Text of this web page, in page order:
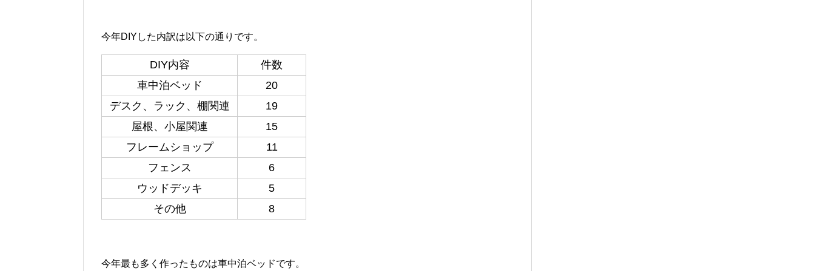
今年DIYした内訳は以下の通りです。
DIY内容
件数
車中泊ベッド
20
デスク、ラック、棚関連
19
屋根、小屋関連
15
フレームショップ
11
フェンス
6
ウッドデッキ
5
その他
8
今年最も多く作ったものは車中泊ベッドです。